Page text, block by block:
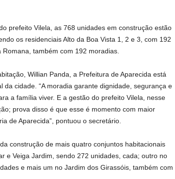
prefeito Vilela, as 768 unidades em construção estão
os residenciais Alto da Boa Vista 1, 2 e 3, com 192
também com 192 moradias.
Willian Panda, a Prefeitura de Aparecida está
cidade. “A moradia garante dignidade, segurança e
a família viver. E a gestão do prefeito Vilela, nesse
prova disso é que esse é momento com maior
de Aparecida”, pontuou o secretário.
construção de mais quatro conjuntos habitacionais
e Veiga Jardim, sendo 272 unidades, cada; outro no
e mais um no Jardim dos Girassóis, também com